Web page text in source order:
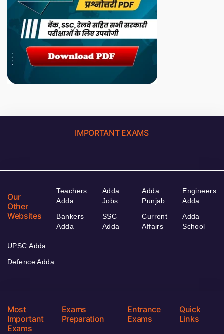
IMPORTANT EXAMS
Our
Other
Websites
Teachers
Adda
Bankers
Adda
Adda
Jobs
SSC
Adda
Adda
Punjab
Current
Affairs
Engineers
Adda
Adda
School
UPSC Adda
Defence Adda
Most
Important
Exams
Exams
Preparation
Entrance
Exams
Quick
Links